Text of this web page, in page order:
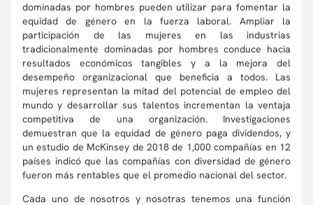
dominadas por hombres pueden utilizar para fomentar la
equidad de género en la fuerza laboral. Ampliar la
participación de las mujeres en las industrias
tradicionalmente dominadas por hombres conduce hacia
resultados económicos tangibles y a la mejora del
desempeño organizacional que beneficia a todos. Las
mujeres representan la mitad del potencial de empleo del
mundo y desarrollar sus talentos incrementan la ventaja
competitiva de una organización. Investigaciones
demuestran que la equidad de género paga dividendos, y
un estudio de McKinsey de 2018 de 1,000 compañías en 12
países indicó que las compañías con diversidad de género
fueron más rentables que el promedio nacional del sector.
Cada uno de nosotros y nosotras tenemos una función